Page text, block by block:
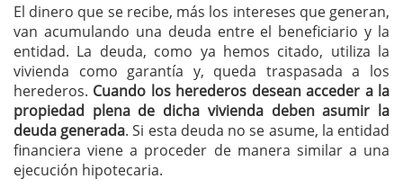
El dinero que se recibe, más los intereses que generan,
van acumulando una deuda entre el beneficiario y la
entidad. La deuda, como ya hemos citado, utiliza la
vivienda como garantía y, queda traspasada a los
herederos. Cuando los herederos desean acceder a la
propiedad plena de dicha vivienda deben asumir la
deuda generada. Si esta deuda no se asume, la entidad
financiera viene a proceder de manera similar a una
ejecución hipotecaria.